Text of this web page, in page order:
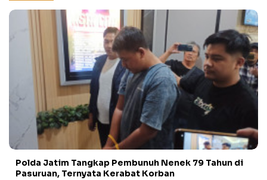
Polda Jatim Tangkap Pembunuh Nenek 79 Tahun di
Pasuruan, Ternyata Kerabat Korban